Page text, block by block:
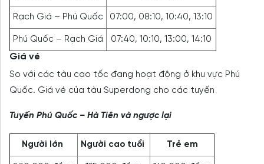
Rạch Giá – Phú Quốc 07:00, 08:10, 10:40, 13:10
Phú Quốc – Rạch Giá 07:40, 10:10, 13:00, 14:10
Giá vé
So với các tàu cao tốc đang hoạt động ở khu vực Phú
Quốc. Giá vé của tàu Superdong cho các tuyến
Tuyến Phú Quốc – Hà Tiên và ngược lại
Người lớn Người cao tuổi Trẻ em